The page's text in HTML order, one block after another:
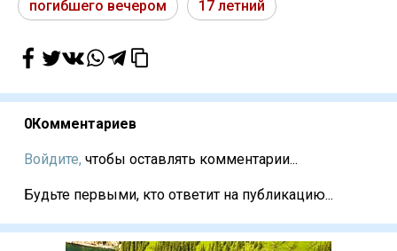
погибшего вечером 17 летний
0Комментариев
Войдите, чтобы оставлять комментарии...
Будьте первыми, кто ответит на публикацию...